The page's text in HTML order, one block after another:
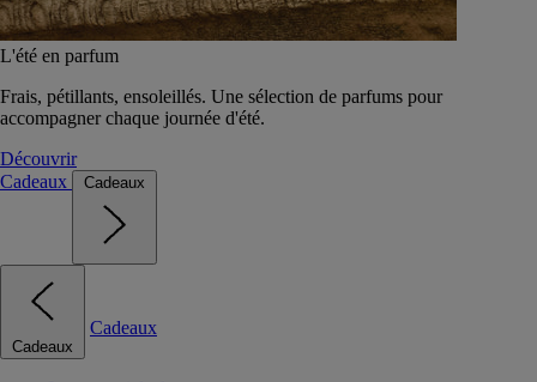
L'été en parfum
Frais, pétillants, ensoleillés. Une sélection de parfums pour
accompagner chaque journée d'été.
Découvrir
Cadeaux
Cadeaux
Cadeaux
Cadeaux